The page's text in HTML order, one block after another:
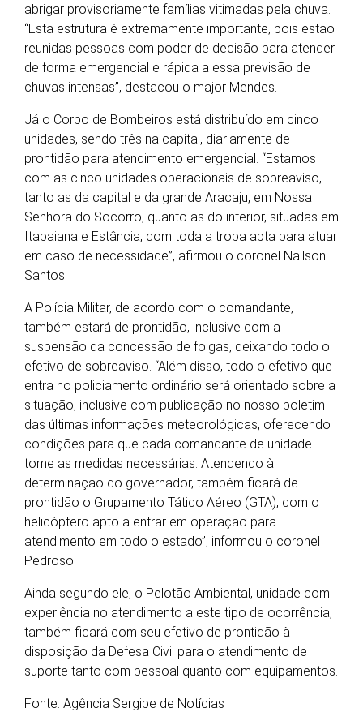
abrigar provisoriamente famílias vitimadas pela chuva.
“Esta estrutura é extremamente importante, pois estão
reunidas pessoas com poder de decisão para atender
de forma emergencial e rápida a essa previsão de
chuvas intensas”, destacou o major Mendes.
Já o Corpo de Bombeiros está distribuído em cinco
unidades, sendo três na capital, diariamente de
prontidão para atendimento emergencial. “Estamos
com as cinco unidades operacionais de sobreaviso,
tanto as da capital e da grande Aracaju, em Nossa
Senhora do Socorro, quanto as do interior, situadas em
Itabaiana e Estância, com toda a tropa apta para atuar
em caso de necessidade”, afirmou o coronel Nailson
Santos.
A Polícia Militar, de acordo com o comandante,
também estará de prontidão, inclusive com a
suspensão da concessão de folgas, deixando todo o
efetivo de sobreaviso. “Além disso, todo o efetivo que
entra no policiamento ordinário será orientado sobre a
situação, inclusive com publicação no nosso boletim
das últimas informações meteorológicas, oferecendo
condições para que cada comandante de unidade
tome as medidas necessárias. Atendendo à
determinação do governador, também ficará de
prontidão o Grupamento Tático Aéreo (GTA), com o
helicóptero apto a entrar em operação para
atendimento em todo o estado”, informou o coronel
Pedroso.
Ainda segundo ele, o Pelotão Ambiental, unidade com
experiência no atendimento a este tipo de ocorrência,
também ficará com seu efetivo de prontidão à
disposição da Defesa Civil para o atendimento de
suporte tanto com pessoal quanto com equipamentos.
Fonte: Agência Sergipe de Notícias